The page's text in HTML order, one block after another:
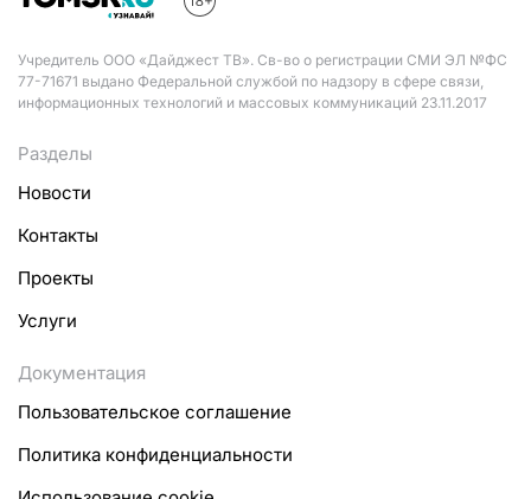
Учредитель ООО «Дайджест ТВ». Св-во о регистрации СМИ ЭЛ №ФС
77-71671 выдано Федеральной службой по надзору в сфере связи,
информационных технологий и массовых коммуникаций 23.11.2017
Разделы
Новости
Контакты
Проекты
Услуги
Документация
Пользовательское соглашение
Политика конфиденциальности